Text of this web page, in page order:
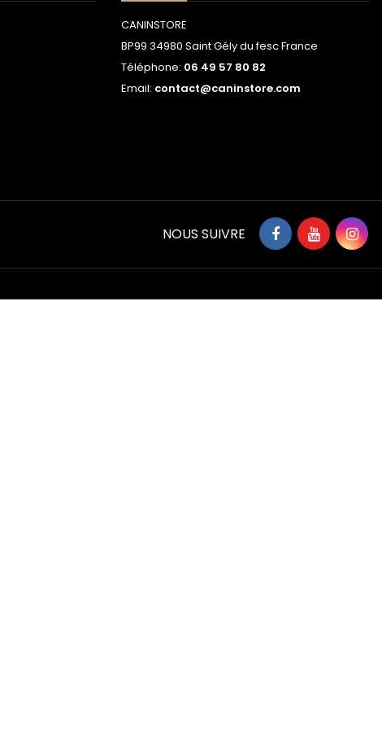
CANINSTORE
BP99 34980 Saint Gély du fesc France
Téléphone: 06 49 57 80 82
Email: contact@caninstore.com
NOUS SUIVRE